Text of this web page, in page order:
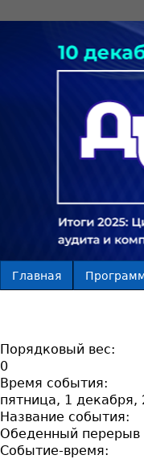
Главная
Порядковый вес:
0
Время события:
пятница, 1 декабря,
Название события:
Обеденный перерыв
Событие-время: